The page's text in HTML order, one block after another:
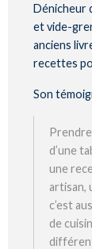
Dénicheur
et vide-
anciens
recettes
Son
d’une
une
artisan,
c’est
de